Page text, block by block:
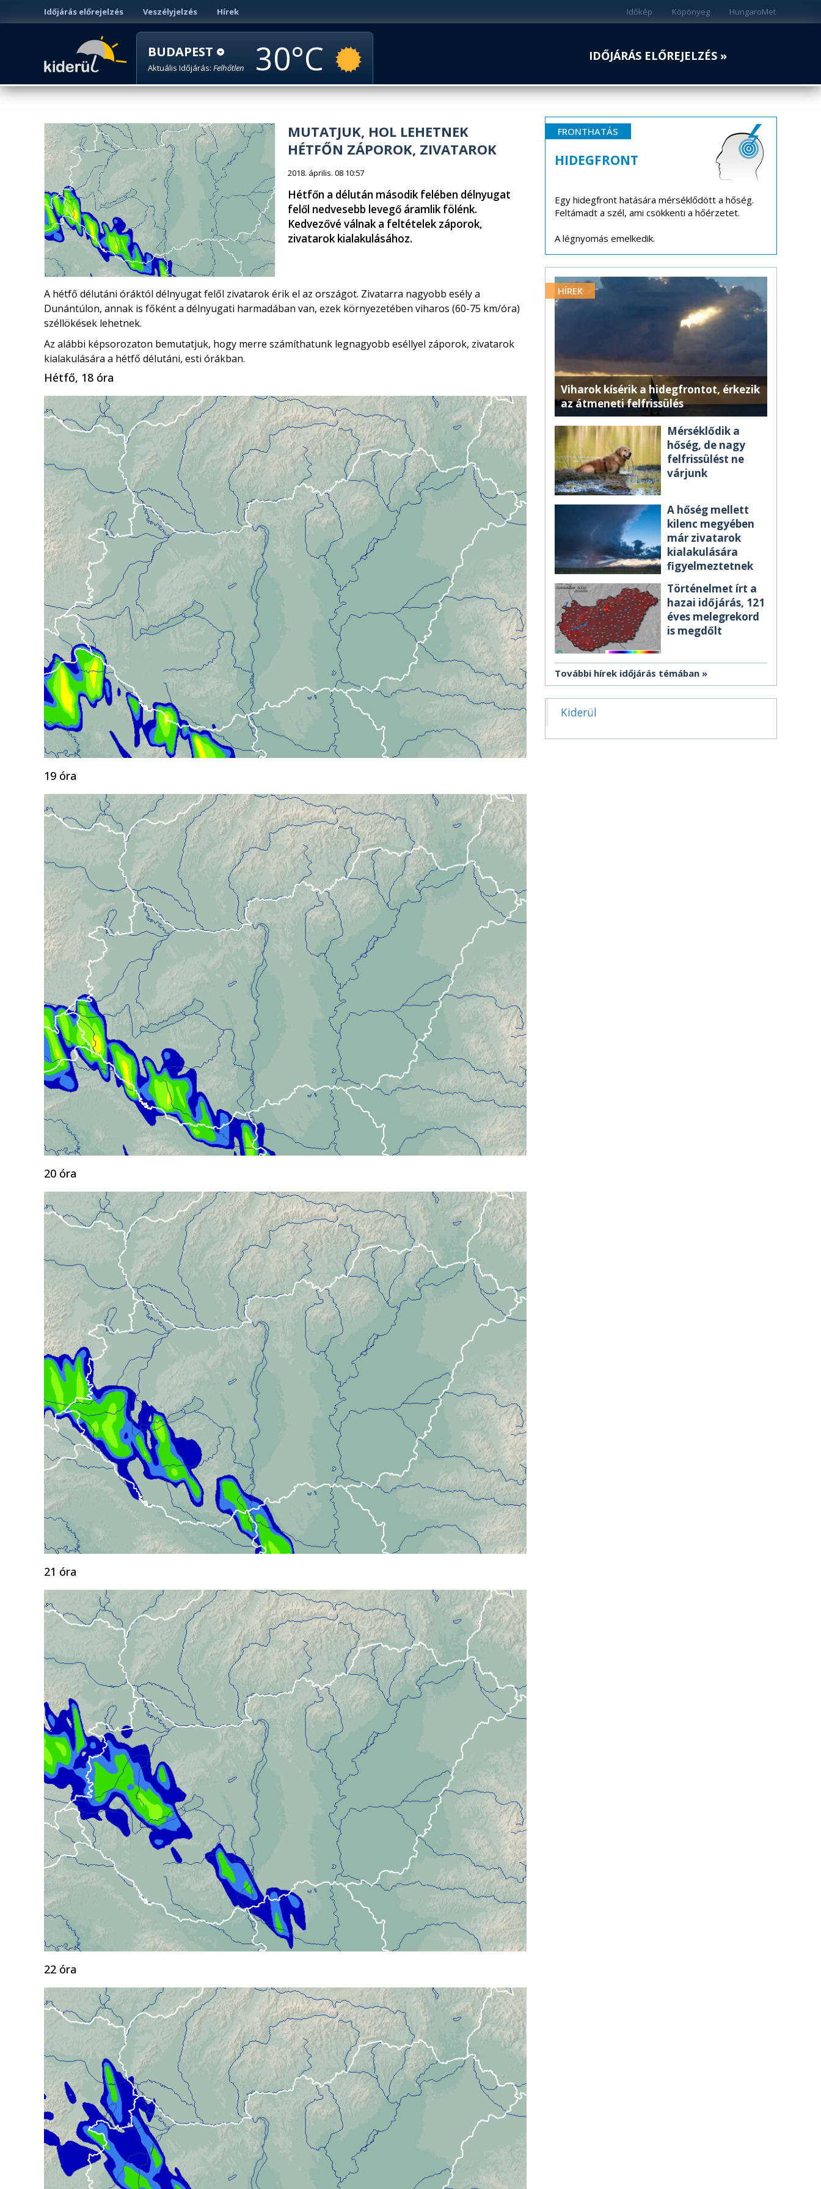
Időjárás előrejelzés Veszélyjelzés Hírek HungaroMet
Köpönyeg
Időkép
BUDAPEST
Aktuális Időjárás: Felhőtlen 30 IDŐJÁRÁS ELŐREJELZÉS »
MUTATJUK, HOL LEHETNEK
HÉTFŐN ZÁPOROK, ZIVATAROK
2018. április. 08 10:57
Hétfőn a délután második felében délnyugat
felől nedvesebb levegő áramlik fölénk.
Kedvezővé válnak a feltételek záporok,
zivatarok kialakulásához.
A hétfő délutáni óráktól délnyugat felől zivatarok érik el az országot. Zivatarra nagyobb esély a
Dunántúlon, annak is főként a délnyugati harmadában van, ezek környezetében viharos (60-75 km/óra)
széllökések lehetnek.
Az alábbi képsorozaton bemutatjuk, hogy merre számíthatunk legnagyobb eséllyel záporok, zivatarok
kialakulására a hétfő délutáni, esti órákban.
Hétfő, 18 óra
19 óra
20 óra
21 óra
22 óra
FRONTHATÁS
HIDEGFRONT
Egy hidegfront hatására mérséklődött a hőség.
Feltámadt a szél, ami csökkenti a hőérzetet.
A légnyomás emelkedik.
HÍREK
Viharok kísérik a hidegfrontot, érkezik
az átmeneti felfrissülés
Mérséklődik a
hőség, de nagy
felfrissülést ne
várjunk
A hőség mellett
kilenc megyében
már zivatarok
kialakulására
figyelmeztetnek
Történelmet írt a
hazai időjárás, 121
éves melegrekord
is megdőlt
További hírek időjárás témában
Kiderül